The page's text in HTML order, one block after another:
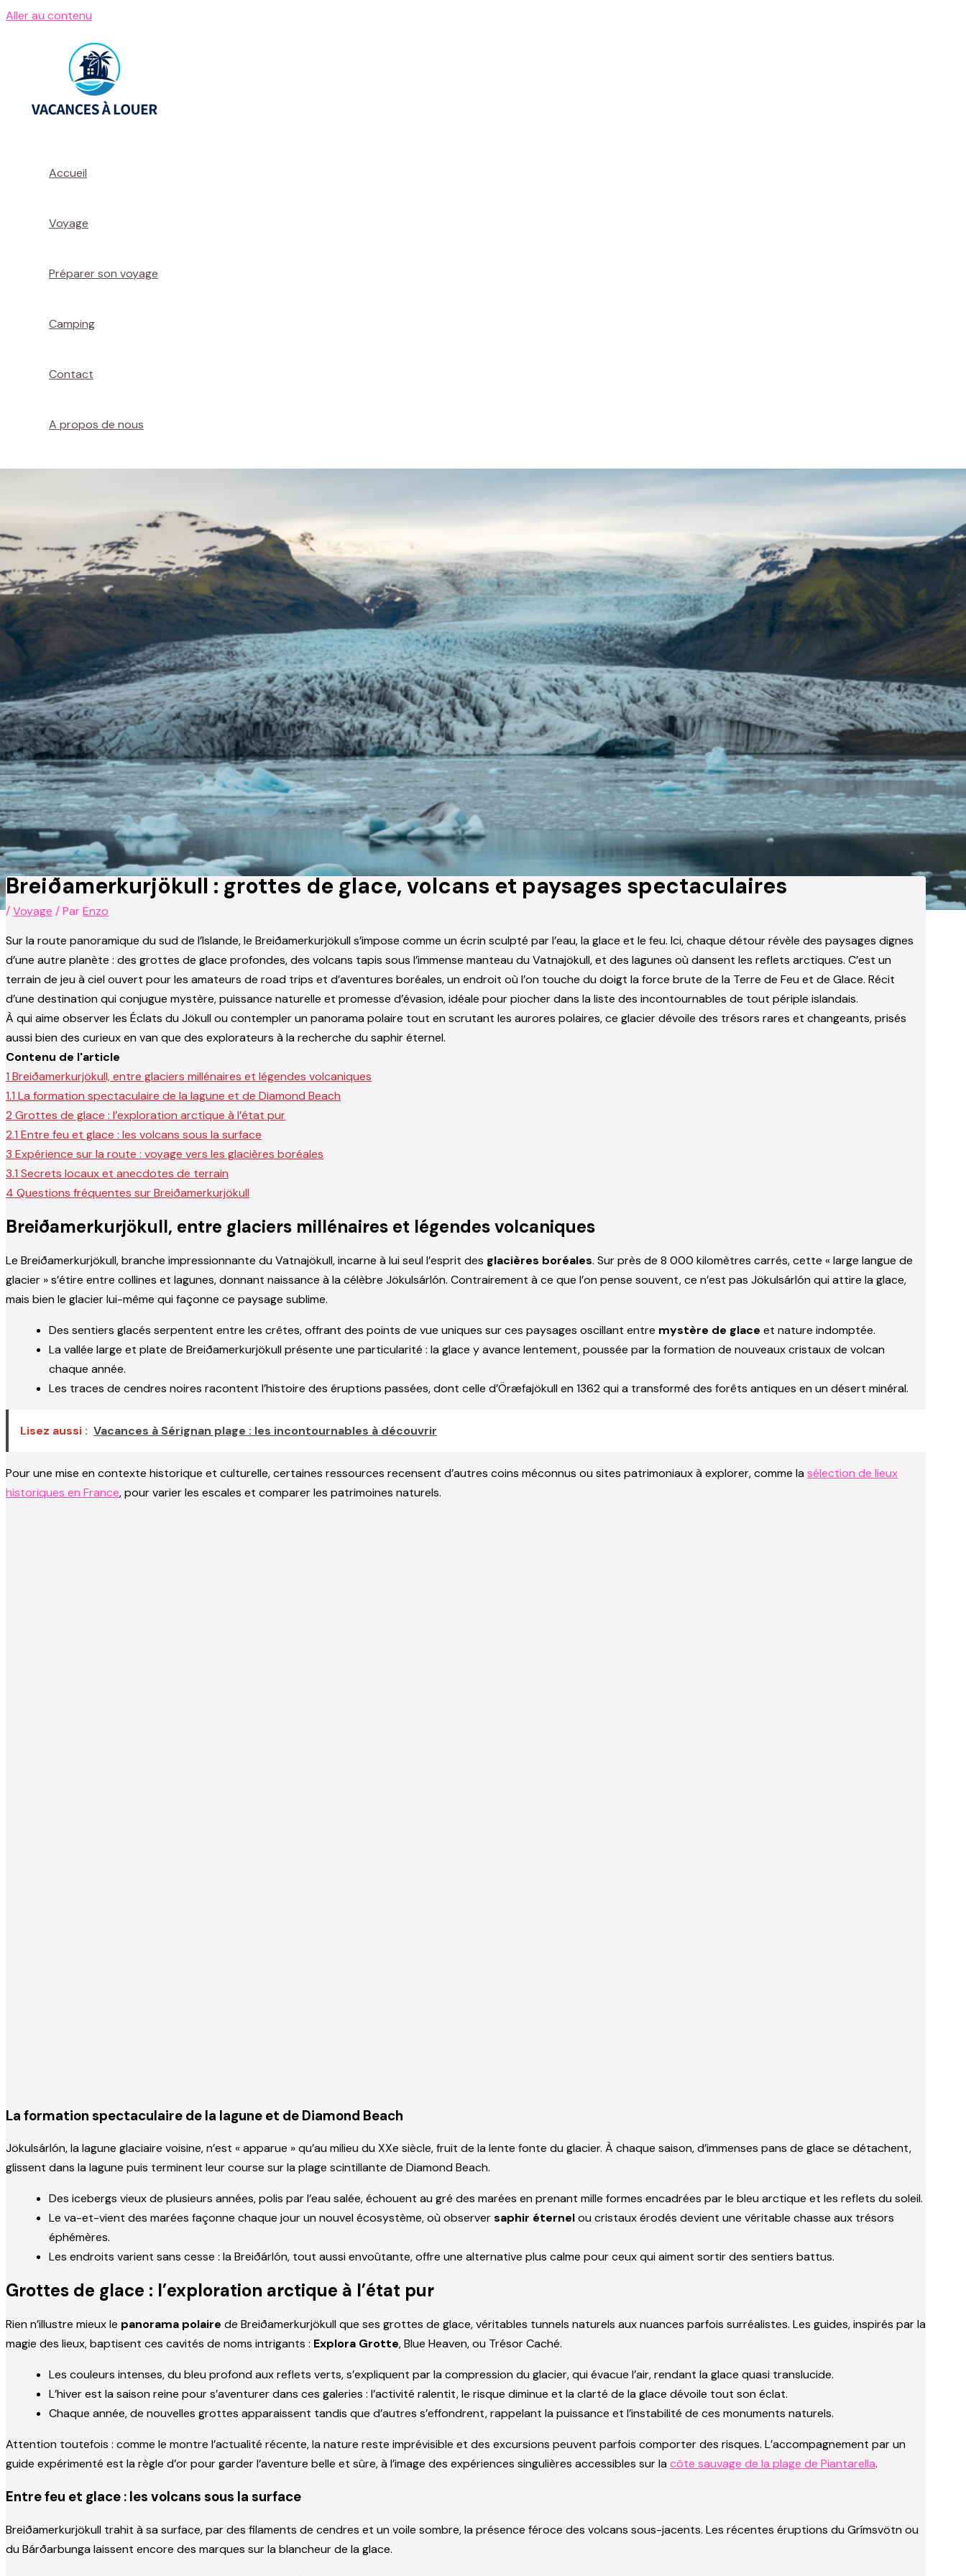
Aller au contenu
Accueil
Voyage
Préparer son voyage
Camping
Contact
A propos de nous
Breiðamerkurjökull : grottes de glace, volcans et paysages spectaculaires
/Voyage / ParEnzo
Sur la route panoramique du sud de l’Islande, le Breiðamerkurjökull s’impose comme un écrin sculpté par l’eau, la glace et le feu. Ici, chaque détour révèle des paysages dignes
d’une autre planète : des grottes de glace profondes, des volcans tapis sous l’immense manteau du Vatnajökull, et des lagunes où dansent les reflets arctiques. C’est un
terrain de jeu à ciel ouvert pour les amateurs de road trips et d’aventures boréales, un endroit où l’on touche du doigt la force brute de la Terre de Feu et de Glace. Récit
d’une destination qui conjugue mystère, puissance naturelle et promesse d’évasion, idéale pour piocher dans la liste des incontournables de tout périple islandais.
À qui aime observer les Éclats du Jökull ou contempler un panorama polaire tout en scrutant les aurores polaires, ce glacier dévoile des trésors rares et changeants, prisés
aussi bien des curieux en van que des explorateurs à la recherche du saphir éternel.
Contenu de l'article
1 Breiðamerkurjökull, entre glaciers millénaires et légendes volcaniques
1.1 La formation spectaculaire de la lagune et de Diamond Beach
2 Grottes de glace : l’exploration arctique à l’état pur
2.1 Entre feu et glace : les volcans sous la surface
3 Expérience sur la route : voyage vers les glacières boréales
3.1 Secrets locaux et anecdotes de terrain
4 Questions fréquentes sur Breiðamerkurjökull
Breiðamerkurjökull, entre glaciers millénaires et légendes volcaniques
Le Breiðamerkurjökull, branche impressionnante du Vatnajökull, incarne à lui seul l’esprit des glacières boréales. Sur près de 8 000 kilomètres carrés, cette « large langue de
glacier » s’étire entre collines et lagunes, donnant naissance à la célèbre Jökulsárlón. Contrairement à ce que l’on pense souvent, ce n’est pas Jökulsárlón qui attire la glace,
mais bien le glacier lui-même qui façonne ce paysage sublime.
Des sentiers glacés serpentent entre les crêtes, offrant des points de vue uniques sur ces paysages oscillant entre mystère de glace et nature indomptée.
La vallée large et plate de Breiðamerkurjökull présente une particularité : la glace y avance lentement, poussée par la formation de nouveaux cristaux de volcan
chaque année.
Les traces de cendres noires racontent l’histoire des éruptions passées, dont celle d’Öræfajökull en 1362 qui a transformé des forêts antiques en un désert minéral.
Lisez aussi : Vacances à Sérignan plage : les incontournables à découvrir
Pour une mise en contexte historique et culturelle, certaines ressources recensent d’autres coins méconnus ou sites patrimoniaux à explorer, comme lasélection de lieux
historiques en France, pour varier les escales et comparer les patrimoines naturels.
La formation spectaculaire de la lagune et de Diamond Beach
Jökulsárlón, la lagune glaciaire voisine, n’est « apparue » qu’au milieu du XXe siècle, fruit de la lente fonte du glacier. À chaque saison, d’immenses pans de glace se détachent,
glissent dans la lagune puis terminent leur course sur la plage scintillante de Diamond Beach.
Des icebergs vieux de plusieurs années, polis par l’eau salée, échouent au gré des marées en prenant mille formes encadrées par le bleu arctique et les reflets du soleil.
Le va-et-vient des marées façonne chaque jour un nouvel écosystème, où observersaphir éternelou cristaux érodés devient une véritable chasse aux trésors
éphémères.
Les endroits varient sans cesse : la Breiðárlón, tout aussi envoûtante, offre une alternative plus calme pour ceux qui aiment sortir des sentiers battus.
Grottes de glace : l’exploration arctique à l’état pur
Rien n’illustre mieux le panorama polaire de Breiðamerkurjökull que ses grottes de glace, véritables tunnels naturels aux nuances parfois surréalistes. Les guides, inspirés par la
magie des lieux, baptisent ces cavités de noms intrigants : Explora Grotte, Blue Heaven, ou Trésor Caché.
Les couleurs intenses, du bleu profond aux reflets verts, s’expliquent par la compression du glacier, qui évacue l’air, rendant la glace quasi translucide.
L’hiver est la saison reine pour s’aventurer dans ces galeries : l’activité ralentit, le risque diminue et la clarté de la glace dévoile tout son éclat.
Chaque année, de nouvelles grottes apparaissent tandis que d’autres s’effondrent, rappelant la puissance et l’instabilité de ces monuments naturels.
Attention toutefois : comme le montre l’actualité récente, la nature reste imprévisible et des excursions peuvent parfois comporter des risques. L’accompagnement par un
guide expérimenté est la règle d’or pour garder l’aventure belle et sûre, à l’image des expériences singulières accessibles sur lacôte sauvage de la plage de Piantarella.
Entre feu et glace : les volcans sous la surface
Breiðamerkurjökull trahit à sa surface, par des filaments de cendres et un voile sombre, la présence féroce des volcans sous-jacents. Les récentes éruptions du Grímsvötn ou
du Bárðarbunga laissent encore des marques sur la blancheur de la glace.